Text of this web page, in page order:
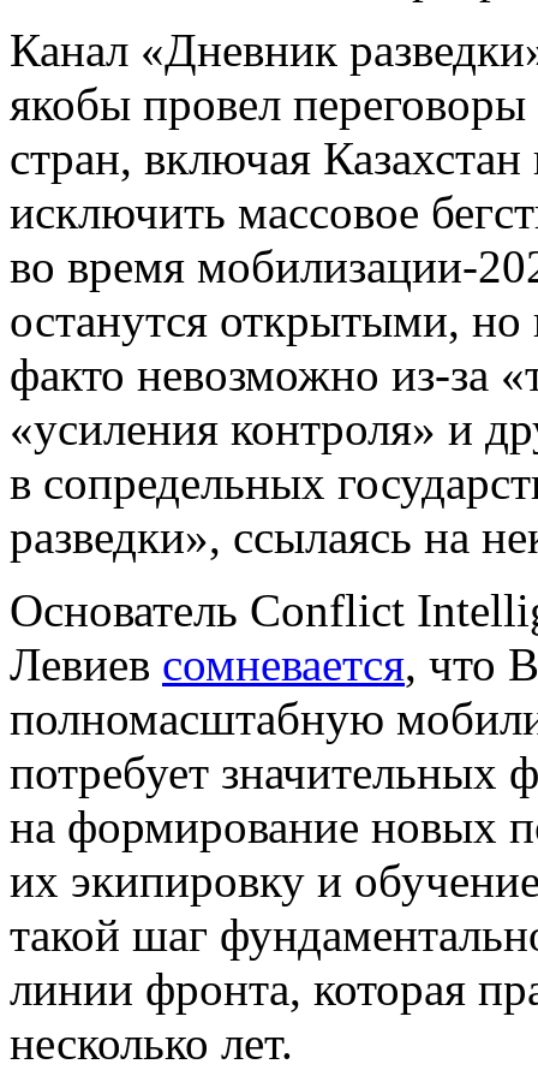
Канал «Дневник
якобы провел
стран, включая
исключить массовое
во время мобилизации-
останутся открытыми, но
факто невозможно из-за
«усиления контроля» и
в сопредельных
разведки», ссылаясь на
Основатель Conflict
Левиев сомневается, что
полномасштабную
потребует значительных
на формирование новых
их экипировку и
такой шаг
линии фронта, которая
несколько лет.